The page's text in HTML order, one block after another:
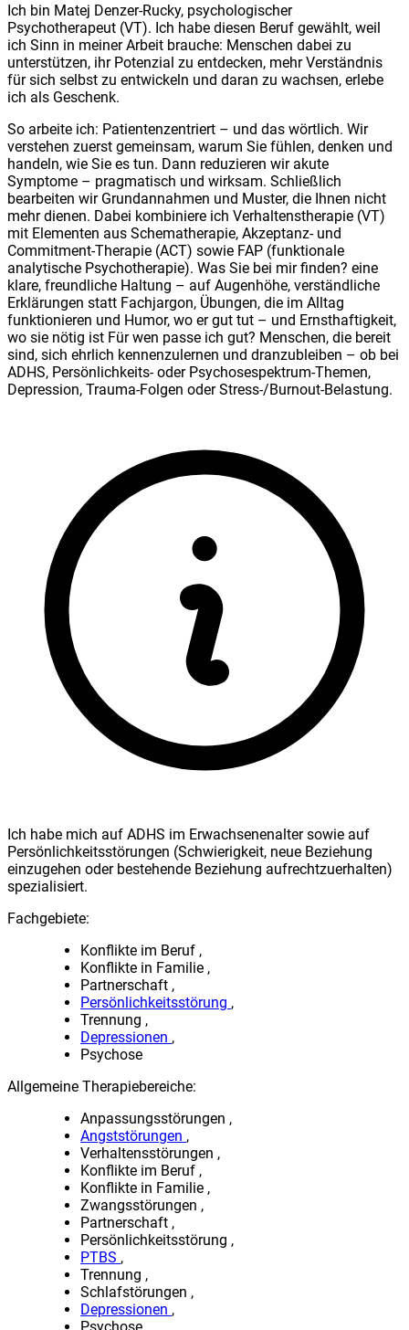
Ich bin Matej Denzer-Rucky, psychologischer
Psychotherapeut (VT). Ich habe diesen Beruf gewählt, weil
ich Sinn in meiner Arbeit brauche: Menschen dabei zu
unterstützen, ihr Potenzial zu entdecken, mehr Verständnis
für sich selbst zu entwickeln und daran zu wachsen, erlebe
ich als Geschenk.
So arbeite ich: Patientenzentriert – und das wörtlich. Wir
verstehen zuerst gemeinsam, warum Sie fühlen, denken und
handeln, wie Sie es tun. Dann reduzieren wir akute
Symptome – pragmatisch und wirksam. Schließlich
bearbeiten wir Grundannahmen und Muster, die Ihnen nicht
mehr dienen. Dabei kombiniere ich Verhaltenstherapie (VT)
mit Elementen aus Schematherapie, Akzeptanz- und
Commitment-Therapie (ACT) sowie FAP (funktionale
analytische Psychotherapie). Was Sie bei mir finden? eine
klare, freundliche Haltung – auf Augenhöhe, verständliche
Erklärungen statt Fachjargon, Übungen, die im Alltag
funktionieren und Humor, wo er gut tut – und Ernsthaftigkeit,
wo sie nötig ist Für wen passe ich gut? Menschen, die bereit
sind, sich ehrlich kennenzulernen und dranzubleiben – ob bei
ADHS, Persönlichkeits- oder Psychosespektrum-Themen,
Depression, Trauma-Folgen oder Stress-/Burnout-Belastung.
Ich habe mich auf ADHS im Erwachsenenalter sowie auf
Persönlichkeitsstörungen (Schwierigkeit, neue Beziehung
einzugehen oder bestehende Beziehung aufrechtzuerhalten)
spezialisiert.
Fachgebiete:
Konflikte im Beruf
Konflikte in Familie
Partnerschaft
Persönlichkeitsstörung
Trennung
Depressionen
Psychose
Allgemeine Therapiebereiche:
Anpassungsstörungen
Angststörungen
Verhaltensstörungen
Konflikte im Beruf
Konflikte in Familie
Zwangsstörungen
Partnerschaft
Persönlichkeitsstörung
PTBS
Trennung
Schlafstörungen
Depressionen